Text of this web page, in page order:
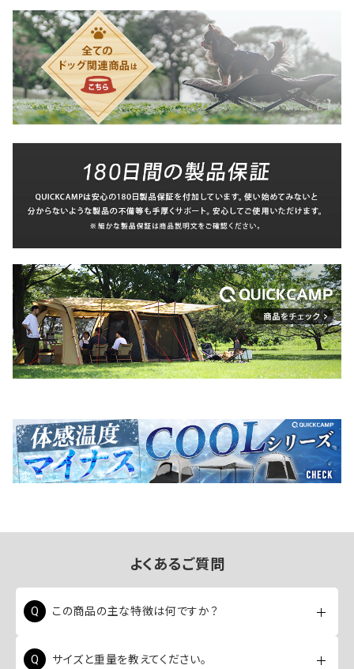
よくあるご質問
この商品の主な特徴は何ですか？
を保ちやすい点や、滑り止めのラバーが付いているため
サイズと重量を教えてください。